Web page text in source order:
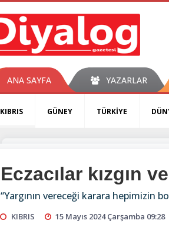
ANA SAYFA YAZARLAR
KIBRIS GÜNEY TÜRKİYE
Eczacılar kızgın
“Yargının vereceği karara hepimizin
KIBRIS 15 Mayıs 2024 Çarşamba 09:28